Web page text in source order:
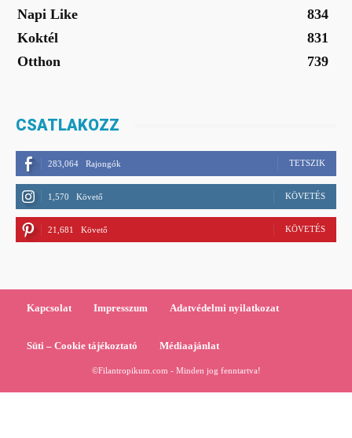
Napi Like
834
Koktél
831
Otthon
739
CSATLAKOZZ
283,064 Rajongók TETSZIK
1,570 Követő KÖVETÉS
21,681 Követő KÖVETÉS
Kapcsolat Impresszum Adatvédelmi nyilatkozat
Süti – Cookie tájékoztató Médiaajánlat
©Filantropikum.com - Minden jog fenntartva!